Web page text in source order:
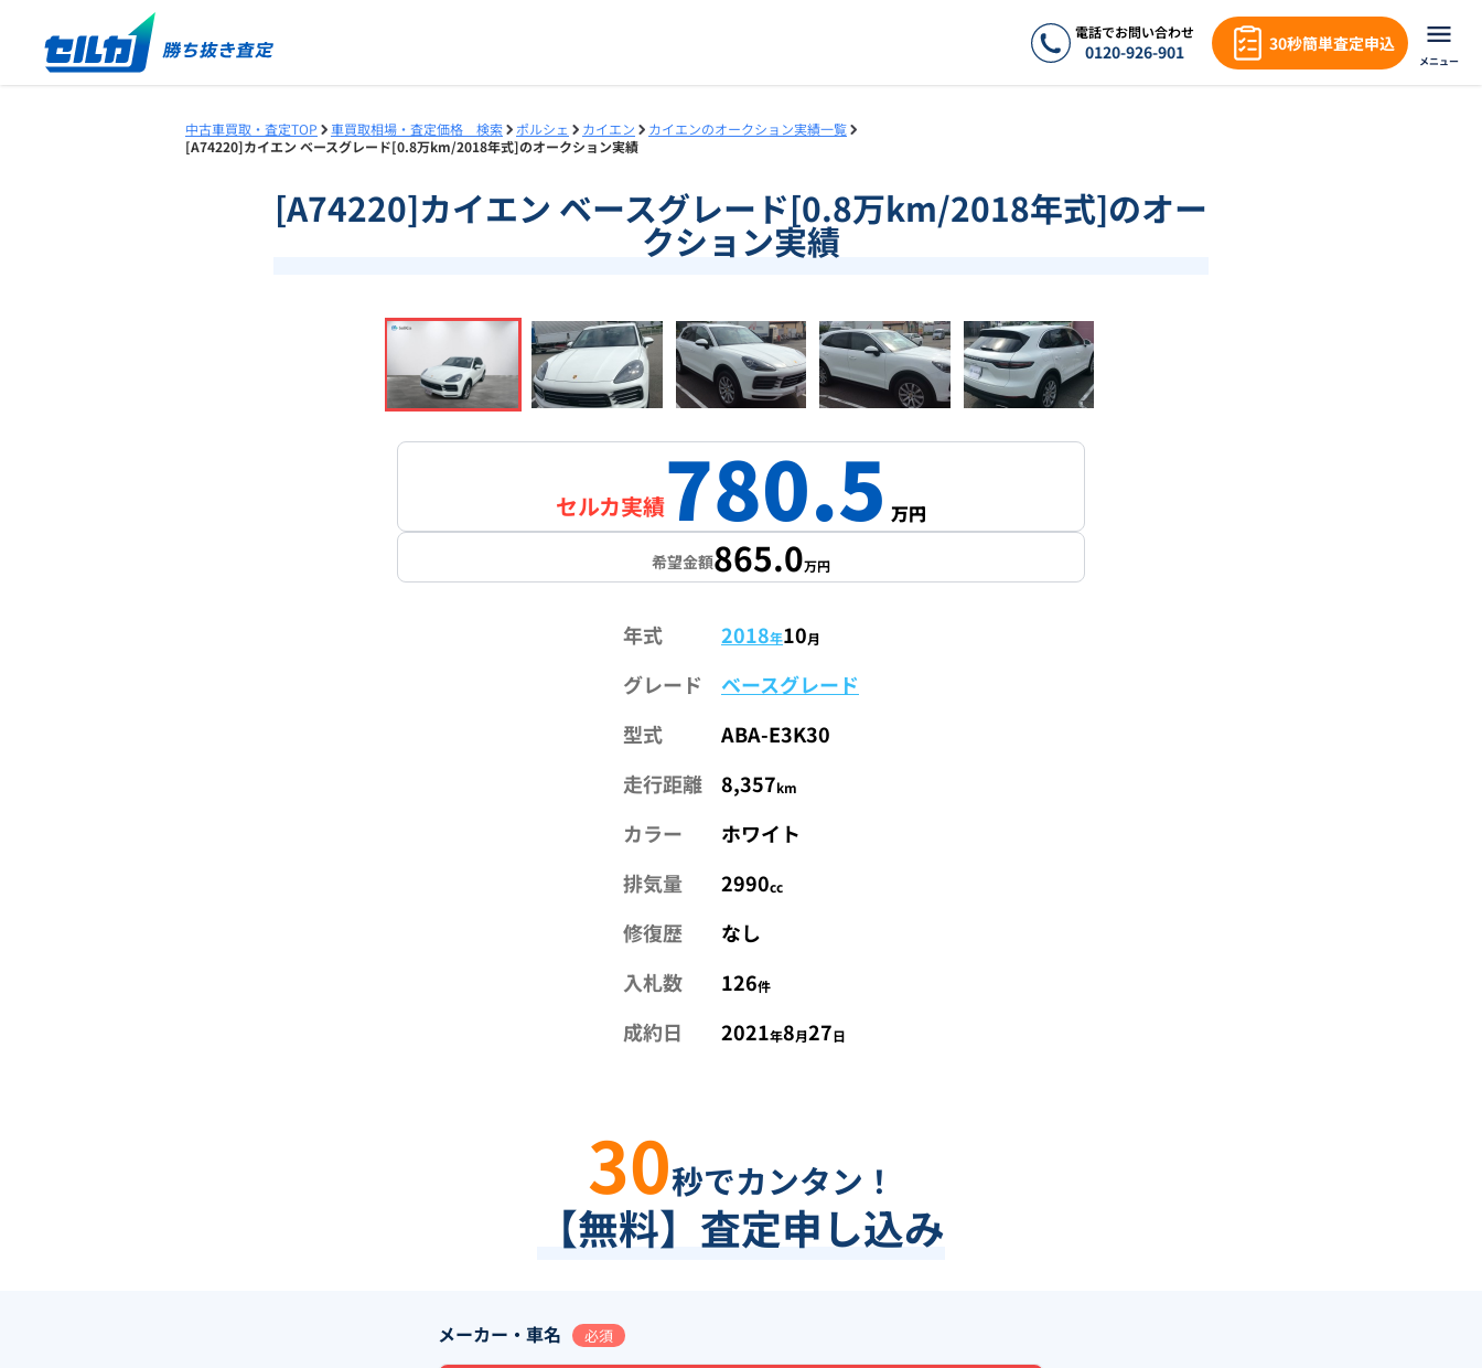
電話でお問い合わせ
0120-926-901 30秒簡単査定申込
メニュー
中古車買取・査定TOP 車買取相場・査定価格 検索 ポルシェ カイエン
カイエンのオークション実績一覧
[A74220]カイエン ベースグレード[0.8万km/2018年式]のオークション実績
[A74220]カイエン ベースグレード[0.8万km/2018年式]のオー
クション実績
1/18
セルカ実績780.5 万円
希望金額865.0万円
年式 2018年10月
グレード
ベースグレード
型式
ABA-E3K30
走行距離
8,357km
カラー
ホワイト
排気量
2990cc
修復歴
なし
入札数
126件
成約日 2021年8月27日
30秒でカンタン！
【無料】査定申し込み
メーカー・車名 必須